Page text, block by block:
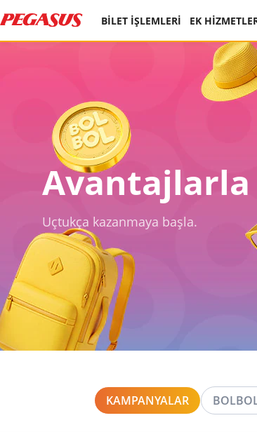
BİLET İŞLEMLERİ EK
Avantajlarla
Uçtukça kazanmaya başla.
KAMPANYALAR